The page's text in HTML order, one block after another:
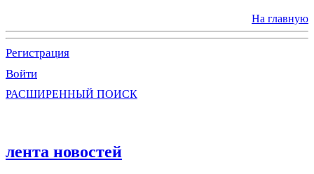
На главную
Регистрация
Войти
РАСШИРЕННЫЙ ПОИСК
лента новостей